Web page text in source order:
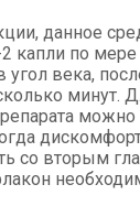
данное
капли по
угол века,
минут.
можно
со вторым